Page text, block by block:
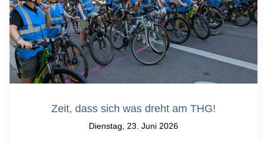
Zeit, dass sich was dreht am THG!
Dienstag, 23. Juni 2026